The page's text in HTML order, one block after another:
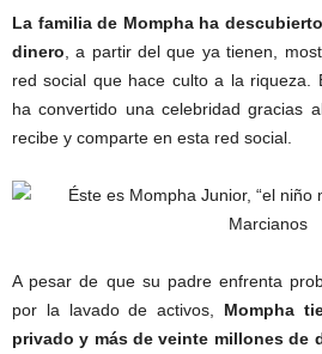
La familia de Mompha ha
dinero , a partir del que ya tienen,
red social que hace culto a la riqueza.
ha convertido una celebridad gracias
recibe y comparte en esta red social.
A pesar de que su padre enfrenta
por la lavado de activos,
Mompha
privado y más de veinte millones de